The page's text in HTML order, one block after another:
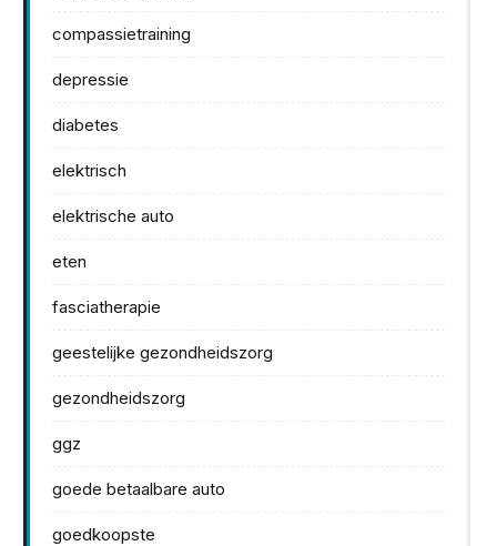
compassietraining
depressie
diabetes
elektrisch
elektrische auto
eten
fasciatherapie
geestelijke gezondheidszorg
gezondheidszorg
ggz
goede betaalbare auto
goedkoopste